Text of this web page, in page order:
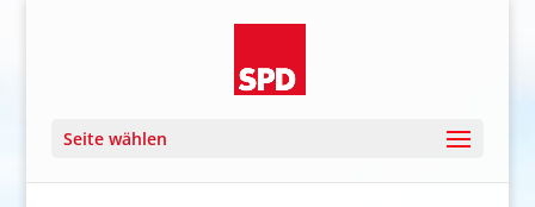
Seite wählen